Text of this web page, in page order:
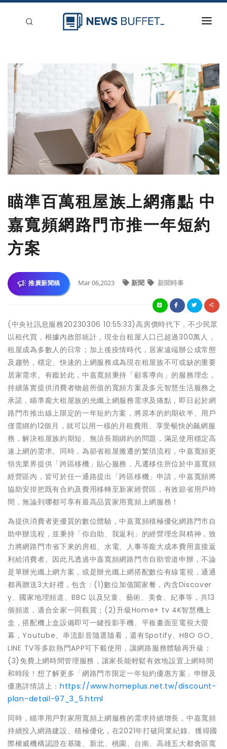
新聞稿分類
瞄準百萬租屋族上網痛點 中
嘉寬頻網路門市推一年短約
方案
推廣新聞稿 Mar 06,2023 新聞 新聞時事
(中央社訊息服務20230306 10:55:33)高房價時代下，不少民眾
以租代買，根據內政部統計，現全台租屋人口已超過300萬人，
租屋成為多數人的日常；加上後疫情時代，居家遠端辦公成常態
及趨勢，穩定、快速的上網服務成為現在租屋族不可或缺的重要
居家需求。有鑑於此，中嘉寬頻秉持「顧客導向」的服務理念，
持續落實提供消費者物超所值的寬頻方案及多元智慧生活服務之
承諾，瞄準龐大租屋族的光纖上網服務需求及痛點，即日起於網
路門市推出線上限定的一年短約方案，將原本的約期砍半、用戶
僅需綁約12個月，就可以用一樣的月租費用、享受暢快的飆網服
務，解決租屋族約期短、無須長期綁約的問題，滿足使用穩定高
速上網的需求。同時，為節省租屋搬遷的繁瑣流程，中嘉寬頻更
領先業界提供「跨區移機」貼心服務，凡遷移住所位於中嘉寬頻
經營區內，皆可於任一通路提出「跨區移機」申請，中嘉寬頻將
協助安排把既有合約及費用移轉至新家經營區，有效節省用戶時
間，無論到哪都可享有最高品質家用寬頻上網服務！
為提供消費者更優質的數位體驗，中嘉寬頻積極優化網路門市自
助申辦流程，並秉持「你自助、我返利」的經營理念與精神，致
力將網路門市省下來的房租、水電、人事等龐大成本費用直接返
利給消費者。因此凡透過中嘉寬頻網路門市自助管道申辦，不論
是單辦光纖上網方案，或是辦光纖上網搭配數位有線電視，通通
都再贈送3大好禮，包含：(1)數位加值闔家餐，內含Discover
y、國家地理頻道、BBC 以及兒童、藝術、美食、紀事等，共13
個頻道，適合全家一同觀賞；(2)升級Home+ tv 4K智慧機上
盒，搭配機上盒設備即可一鍵投影手機、平板畫面至電視大螢
幕，Youtube、串流影音隨選隨看，還有Spotify、HBO GO、
LINE TV等多款熱門APP可下載使用，讓網路服務體驗再升級；
(3)免費上網時間管理服務，讓家長能輕鬆有效地設置上網時間
和時段！想了解更多「網路門市限定一年短約優惠方案」申辦及
優惠詳情請上： https://www.homeplus.net.tw/discount-
plan-detail-97_3_5.html
同時，瞄準用戶對家用寬頻上網服務的需求持續增長，中嘉寬頻
持續投入網路建設、積極優化，在2021年打破同業紀錄、獲得國
際權威機構認證在基隆、新北、桃園、台南、高雄五大都會區寬